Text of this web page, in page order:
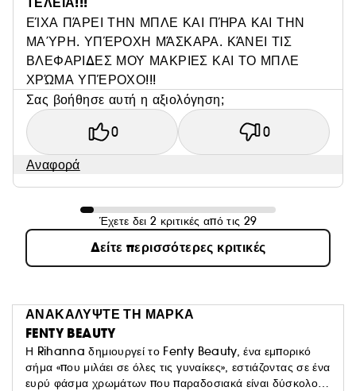
ΕΊΧΑ ΠΆΡΕΙ ΤΗΝ ΜΠΛΕ ΚΑΙ ΠΉΡΑ ΚΑΙ ΤΗΝ
ΜΑΎΡΗ. ΥΠΈΡΟΧΗ ΜΆΣΚΑΡΑ. ΚΆΝΕΙ ΤΙΣ
ΒΛΕΦΑΡΙΔΕΣ ΜΟΥ ΜΑΚΡΙΕΣ ΚΑΙ ΤΟ ΜΠΛΕ
ΧΡΏΜΑ ΥΠΈΡΟΧΟ!!!
Σας βοήθησε αυτή η αξιολόγηση;
0 0
Αναφορά
Έχετε δει 2 κριτικές από τις 29
Δείτε περισσότερες κριτικές
ΑΝΑΚΑΛΥΨΤΕ ΤΗ ΜΑΡΚΑ
FENTY BEAUTY
Η Rihanna δημιουργεί το Fenty Beauty, ένα εμπορικό
σήμα «που μιλάει σε όλες τις γυναίκες», εστιάζοντας σε ένα
ευρύ φάσμα χρωμάτων που παραδοσιακά είναι δύσκολο